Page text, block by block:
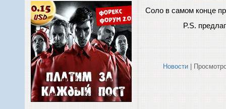
Соло в самом конце
P.S.
Новости |